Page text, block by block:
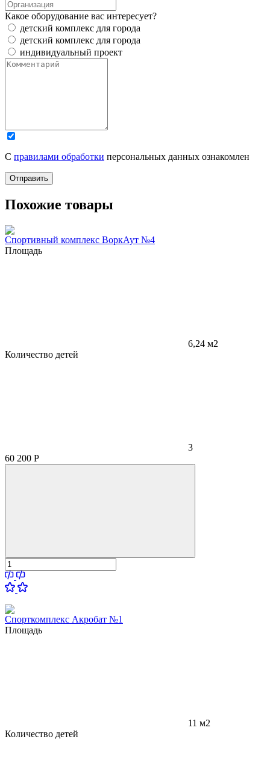
Какое оборудование вас интересует?
детский комплекс для города
детский комплекс для города
индивидуальный проект
С правилами обработки персональных данных ознакомлен
Отправить
Похожие товары
Спортивный комплекс ВоркАут №4
Площадь
6,24 м2
Количество детей
3
60 200 Р
Спорткомплекс Акробат №1
Площадь
11 м2
Количество детей